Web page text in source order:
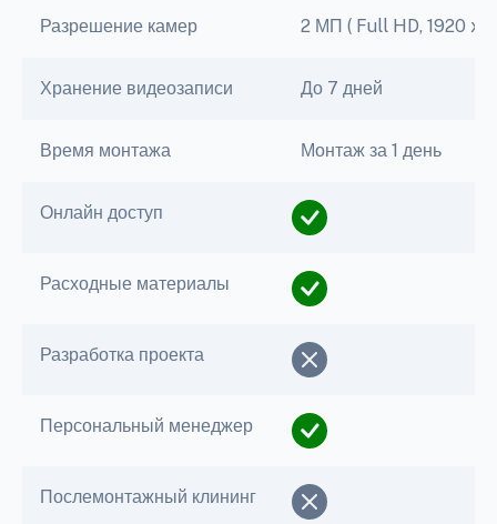
Разрешение камер 2 МП ( Full HD, 1920 x
Хранение видеозаписи До 7 дней
Время монтажа Монтаж за 1 день
Онлайн доступ
Расходные материалы
Разработка проекта
Персональный менеджер
Послемонтажный клининг